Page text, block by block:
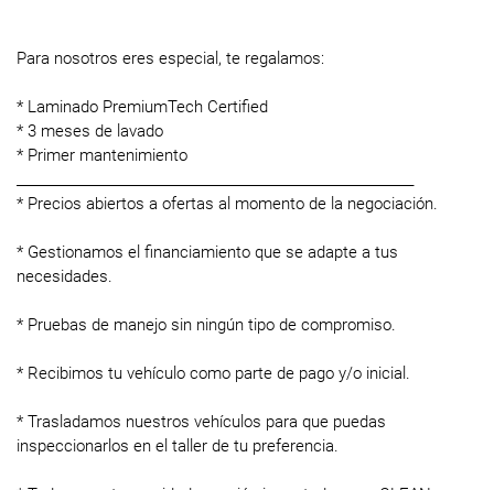
Para nosotros eres especial, te regalamos:
* Laminado PremiumTech Certified
* 3 meses de lavado
* Primer mantenimiento
* Precios abiertos a ofertas al momento de la negociación.
* Gestionamos el financiamiento que se adapte a tus
necesidades.
* Pruebas de manejo sin ningún tipo de compromiso.
* Recibimos tu vehículo como parte de pago y/o inicial.
* Trasladamos nuestros vehículos para que puedas
inspeccionarlos en el taller de tu preferencia.